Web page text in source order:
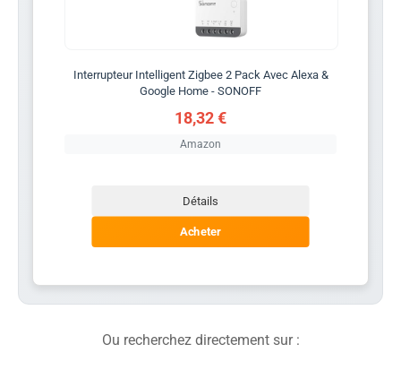
Interrupteur Intelligent Zigbee 2 Pack Avec Alexa &
Google Home - SONOFF
18,32 €
Amazon
Détails
Acheter
Ou recherchez directement sur :